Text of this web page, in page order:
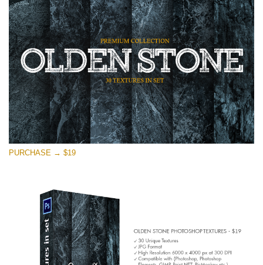
Olden Stone
(30 Textures)
Large 6000*4000px
Entire Collection
(1783 Overlays)
Large 6000*4000px
Free download
PURCHASE → $19